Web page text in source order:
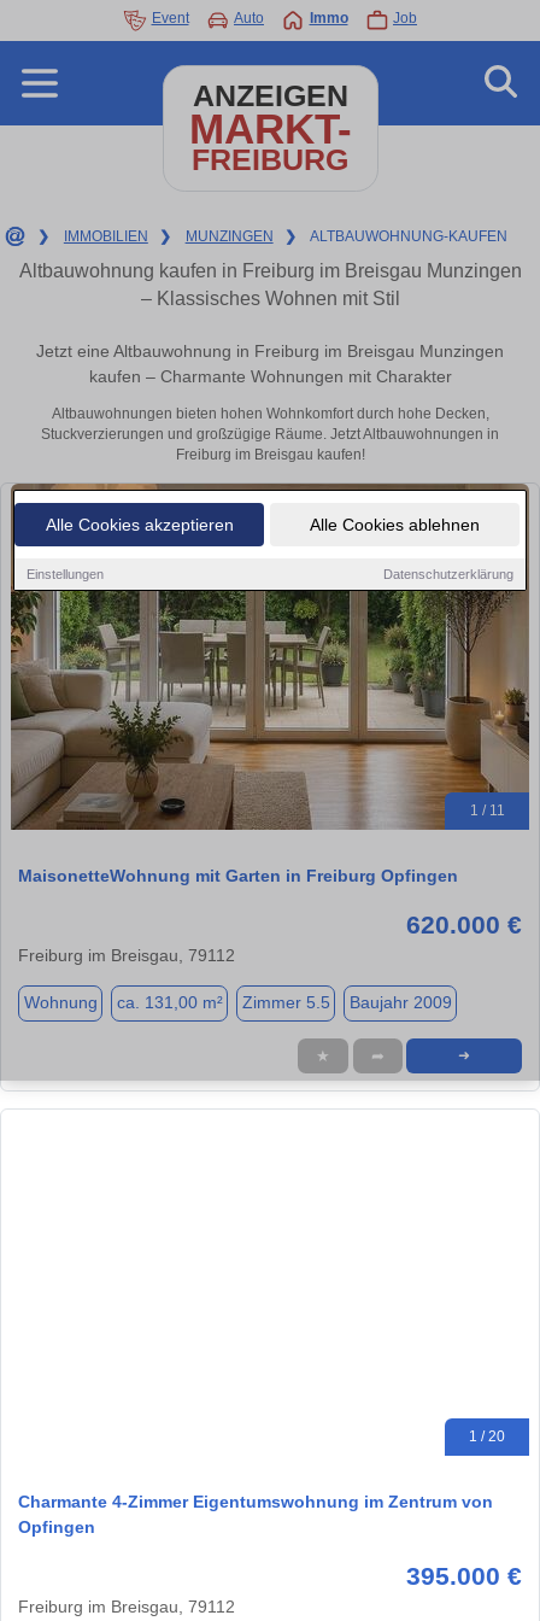
Alle Cookies akzeptieren Alle Cookies ablehnen
Einstellungen Datenschutzerklärung
Event Auto Immo Job
ANZEIGEN
MARKT-
FREIBURG
❯ IMMOBILIEN ❯ MUNZINGEN ❯ ALTBAUWOHNUNG-KAUFEN
Altbauwohnung kaufen in Freiburg im Breisgau Munzingen
– Klassisches Wohnen mit Stil
Jetzt eine Altbauwohnung in Freiburg im Breisgau Munzingen
kaufen – Charmante Wohnungen mit Charakter
Altbauwohnungen bieten hohen Wohnkomfort durch hohe Decken,
Stuckverzierungen und großzügige Räume. Jetzt Altbauwohnungen in
Freiburg im Breisgau kaufen!
1 / 11
MaisonetteWohnung mit Garten in Freiburg Opfingen
620.000 €
Freiburg im Breisgau, 79112
Wohnung ca. 131,00 m² Zimmer 5.5 Baujahr 2009
★ ➦ ➜
1 / 20
Charmante 4-Zimmer Eigentumswohnung im Zentrum von
Opfingen
395.000 €
Freiburg im Breisgau, 79112